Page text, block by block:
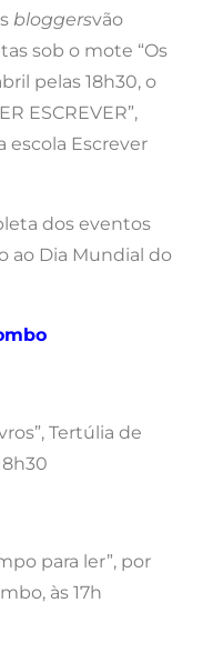
bloggersvão
sob o mote “Os
pelas 18h30, o
ESCREVER”,
escola Escrever
dos eventos
ao Dia Mundial do
Tertúlia de
para ler”, por
às 17h